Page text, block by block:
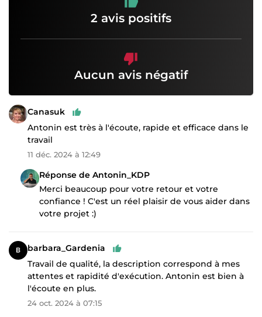
2 avis positifs
Aucun avis négatif
Canasuk
Antonin est très à l'écoute, rapide et efficace dans le
travail
11 déc. 2024 à 12:49
Réponse de Antonin_KDP
Merci beaucoup pour votre retour et votre
confiance ! C'est un réel plaisir de vous aider dans
votre projet :)
barbara_Gardenia
Travail de qualité, la description correspond à mes
attentes et rapidité d'exécution. Antonin est bien à
l'écoute en plus.
24 oct. 2024 à 07:15